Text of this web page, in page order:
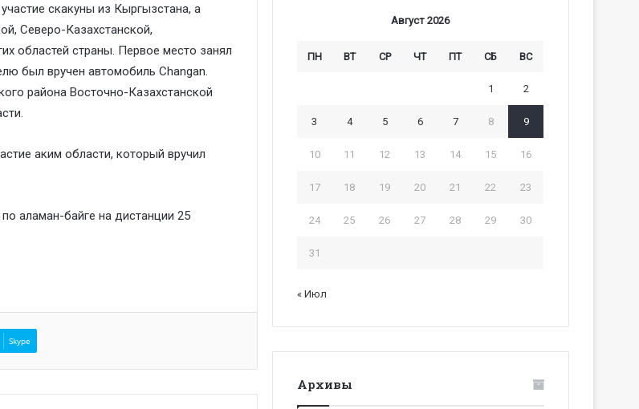
скакуны из Кыргызстана, а
Северо-Казахстанской,
областей страны. Первое место занял
был вручен автомобиль Changan.
района Восточно-Казахстанской
аким области, который вручил
аламан-байге на дистанции 25
Skype
Август 2026
ПН ВТ СР ЧТ ПТ СБ ВС
1 2
3 4 5 6 7 8 9
10 11 12 13 14 15 16
17 18 19 20 21 22 23
24 25 26 27 28 29 30
31
« Июл
Архивы